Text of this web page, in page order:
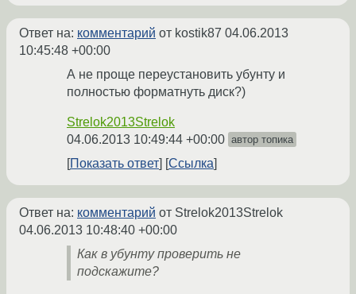
Ответ на: комментарий от kostik87 04.06.2013
10:45:48 +00:00
А не проще переустановить убунту и
полностью форматнуть диск?)
Strelok2013Strelok
04.06.2013 10:49:44 +00:00 автор топика
Показать ответ Ссылка
Ответ на: комментарий от Strelok2013Strelok
04.06.2013 10:48:40 +00:00
Как в убунту проверить не
подскажите?